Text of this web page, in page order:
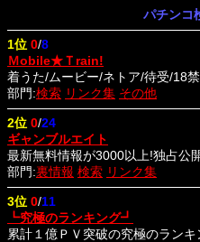
パチンコ
1位 0/8
Ｍobile★Ｔrain!
着うた/ムービー/ネトア/待受/18
部門:検索 リンク集 その他
2位 0/24
ギャンブルエイト
最新無料情報が3000以上!独占公
部門:裏情報 検索 リンク集
3位 0/11
┗究極のランキング┛
累計１億ＰＶ突破の究極のラン